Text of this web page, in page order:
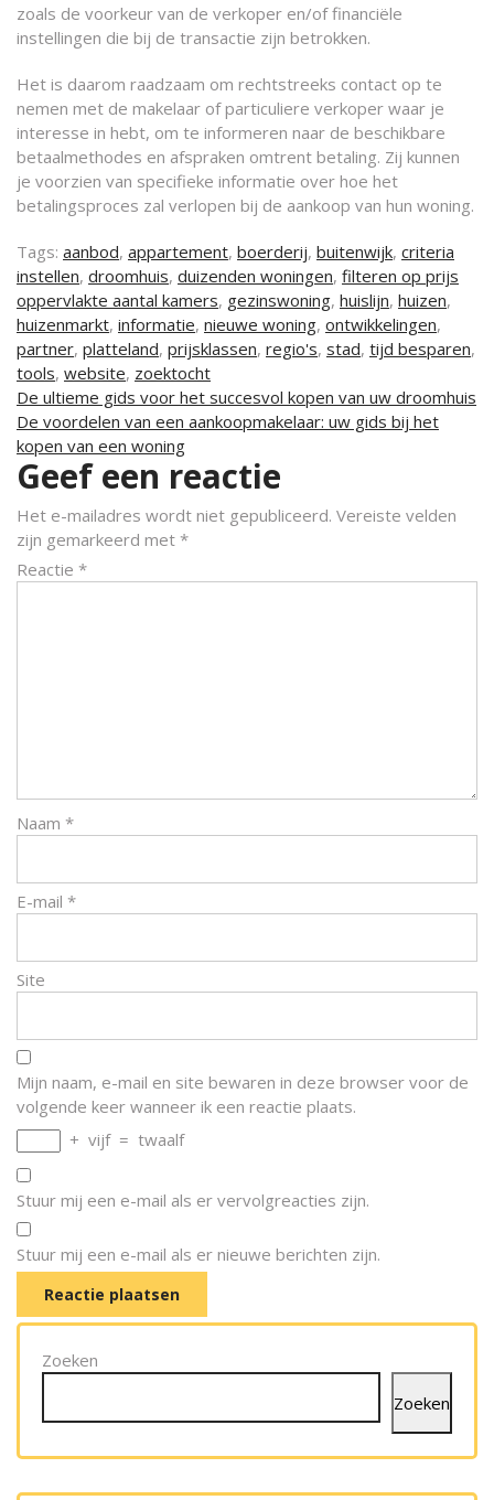
zoals de voorkeur van de verkoper en/of financiële
instellingen die bij de transactie zijn betrokken.
Het is daarom raadzaam om rechtstreeks contact op te
nemen met de makelaar of particuliere verkoper waar je
interesse in hebt, om te informeren naar de beschikbare
betaalmethodes en afspraken omtrent betaling. Zij kunnen
je voorzien van specifieke informatie over hoe het
betalingsproces zal verlopen bij de aankoop van hun woning.
Tags: aanbod, appartement, boerderij, buitenwijk, criteria
instellen, droomhuis, duizenden woningen, filteren op prijs
oppervlakte aantal kamers, gezinswoning, huislijn, huizen,
huizenmarkt, informatie, nieuwe woning, ontwikkelingen,
partner, platteland, prijsklassen, regio's, stad, tijd besparen,
tools, website, zoektocht
Berichtnavigatie
De ultieme gids voor het succesvol kopen van uw droomhuis
De voordelen van een aankoopmakelaar: uw gids bij het
kopen van een woning
Geef een reactie
Het e-mailadres wordt niet gepubliceerd. Vereiste velden
zijn gemarkeerd met *
Reactie *
Naam *
E-mail *
Site
Mijn naam, e-mail en site bewaren in deze browser voor de
volgende keer wanneer ik een reactie plaats.
+ vijf = twaalf
Stuur mij een e-mail als er vervolgreacties zijn.
Stuur mij een e-mail als er nieuwe berichten zijn.
Zoeken
Zoeken